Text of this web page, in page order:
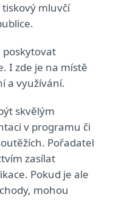
tiskový mluvčí
poskytovat
I zde je na místě
a využívání.
skvělým
v programu či
Pořadatel
zasílat
Pokud je ale
mohou